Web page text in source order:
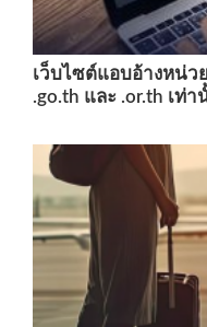
เว็บไซต์แอบอ้างหน่ว
.go.th และ .or.th เท่า